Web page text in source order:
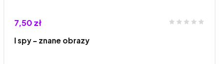
7,50 zł
I spy - znane obrazy